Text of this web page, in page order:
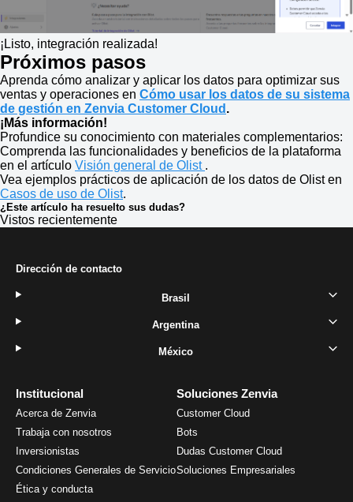
¡Listo, integración realizada!
Próximos pasos
Aprenda cómo analizar y aplicar los datos para optimizar sus
ventas y operaciones en Cómo usar los datos de su sistema
de gestión en Zenvia Customer Cloud .
¡Más información!
Profundice su conocimiento con materiales complementarios:
Comprenda las funcionalidades y beneficios de la plataforma
en el artículo Visión general de Olist .
Vea ejemplos prácticos de aplicación de los datos de Olisten
Casos de uso de Olist.
¿Este artículo ha resuelto sus dudas?
Vistos recientemente
Institucional
Acerca de Zenvia
Trabaja con nosotros
Inversionistas
Condiciones Generales de Servicio
Ética y conducta
Soluciones Zenvia
Customer Cloud
Bots
Dudas Customer Cloud
Soluciones Empresariales
Dirección de contacto
Brasil
Argentina
México